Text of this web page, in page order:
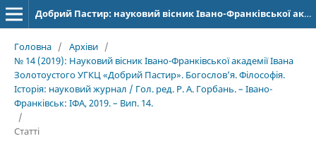
Добрий Пастир: науковий вісник Івано-Франківської академії Івана Золотоустого. Богослов’я. Філософія. Історія
Головна / Архіви /
№ 14 (2019): Науковий вісник Івано-Франківської академії Івана
Золотоустого УГКЦ «Добрий Пастир». Богослов’я. Філософія.
Історія: науковий журнал / Гол. ред. Р. А. Горбань. – Івано-
Франківськ: ІФА, 2019. – Вип. 14.
/
Статті